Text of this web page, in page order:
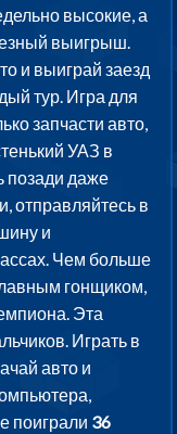
высокие, а
выигрыш.
и выиграй заезд
тур. Игра для
запчасти авто,
УАЗ в
позади даже
отправляйтесь в
и
Чем больше
гонщиком,
Эта
Играть в
авто и
поиграли 36